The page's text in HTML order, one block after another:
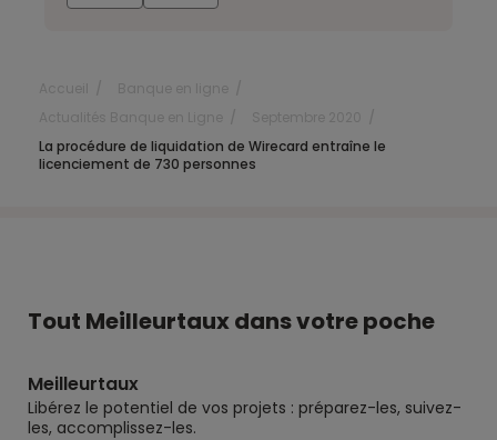
La procédure de liquidation de Wirecard entraîne le
licenciement de 730 personnes
Tout Meilleurtaux dans votre poche
Meilleurtaux
Libérez le potentiel de vos projets : préparez-les, suivez-
les, accomplissez-les.